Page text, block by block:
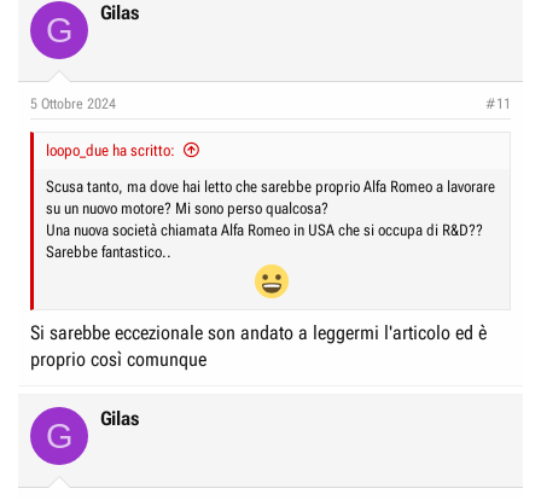
t
s
G Gilas
5 Ottobre 2024 #11
loopo_due ha scritto:
Scusa tanto, ma dove hai letto che sarebbe proprio Alfa Romeo a lavorare
su un nuovo motore? Mi sono perso qualcosa?
Una nuova società chiamata Alfa Romeo in USA che si occupa di R&D??
Sarebbe fantastico..
Si sarebbe eccezionale son andato a leggermi l'articolo ed è
proprio così comunque
G Gilas